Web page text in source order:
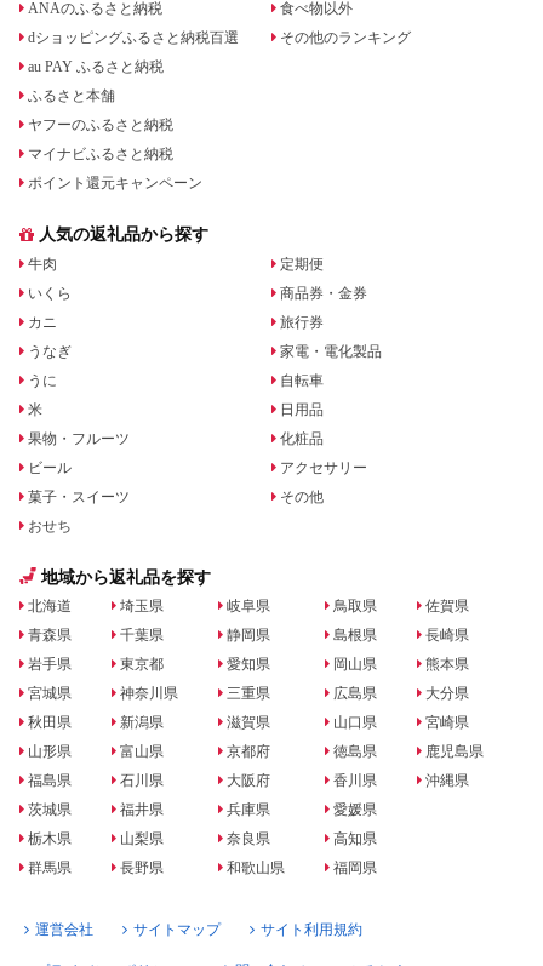
ANAのふるさと納税
dショッピングふるさと納税百選
au PAY ふるさと納税
ふるさと本舗
ヤフーのふるさと納税
マイナビふるさと納税
ポイント還元キャンペーン
食べ物以外
その他のランキング
人気の返礼品から探す
牛肉
いくら
カニ
うなぎ
うに
米
果物・フルーツ
ビール
菓子・スイーツ
おせち
定期便
商品券・金券
旅行券
家電・電化製品
自転車
日用品
化粧品
アクセサリー
その他
地域から返礼品を探す
北海道
青森県
岩手県
宮城県
秋田県
山形県
福島県
茨城県
栃木県
群馬県
埼玉県
千葉県
東京都
神奈川県
新潟県
富山県
石川県
福井県
山梨県
長野県
岐阜県
静岡県
愛知県
三重県
滋賀県
京都府
大阪府
兵庫県
奈良県
和歌山県
鳥取県
島根県
岡山県
広島県
山口県
徳島県
香川県
愛媛県
高知県
福岡県
佐賀県
長崎県
熊本県
大分県
宮崎県
鹿児島県
沖縄県
運営会社 サイトマップ サイト利用規約